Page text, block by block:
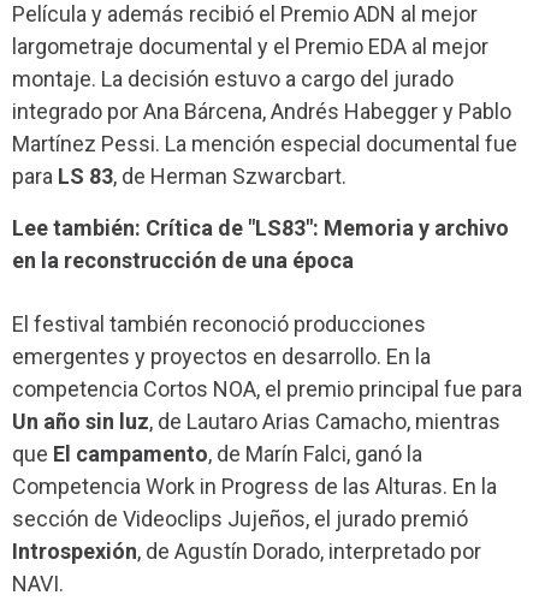
Película y además recibió el Premio ADN al mejor
largometraje documental y el Premio EDA al mejor
montaje. La decisión estuvo a cargo del jurado
integrado por Ana Bárcena, Andrés Habegger y Pablo
Martínez Pessi. La mención especial documental fue
para LS 83, de Herman Szwarcbart.
Lee también: Crítica de "LS83": Memoria y archivo
en la reconstrucción de una época
El festival también reconoció producciones
emergentes y proyectos en desarrollo. En la
competencia Cortos NOA, el premio principal fue para
Un año sin luz, de Lautaro Arias Camacho, mientras
que El campamento, de Marín Falci, ganó la
Competencia Work in Progress de las Alturas. En la
sección de Videoclips Jujeños, el jurado premió
Introspexión, de Agustín Dorado, interpretado por
NAVI.